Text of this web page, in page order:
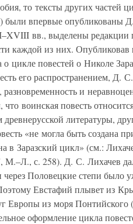
то тексты других частей
были впервые опубликованы
вв., выделены редакции
каждой из них.
цикле повестей о Николе
его распространением, Д.
разновременность и
воинская повесть
литературы,
«не могла быть создана
в Заразский цикл» (см.:
М.–Л., с. 258). Д. С. Лихачев
через Половецкие степи
Евстафий плывет из
Европы из моря
оформление цикла